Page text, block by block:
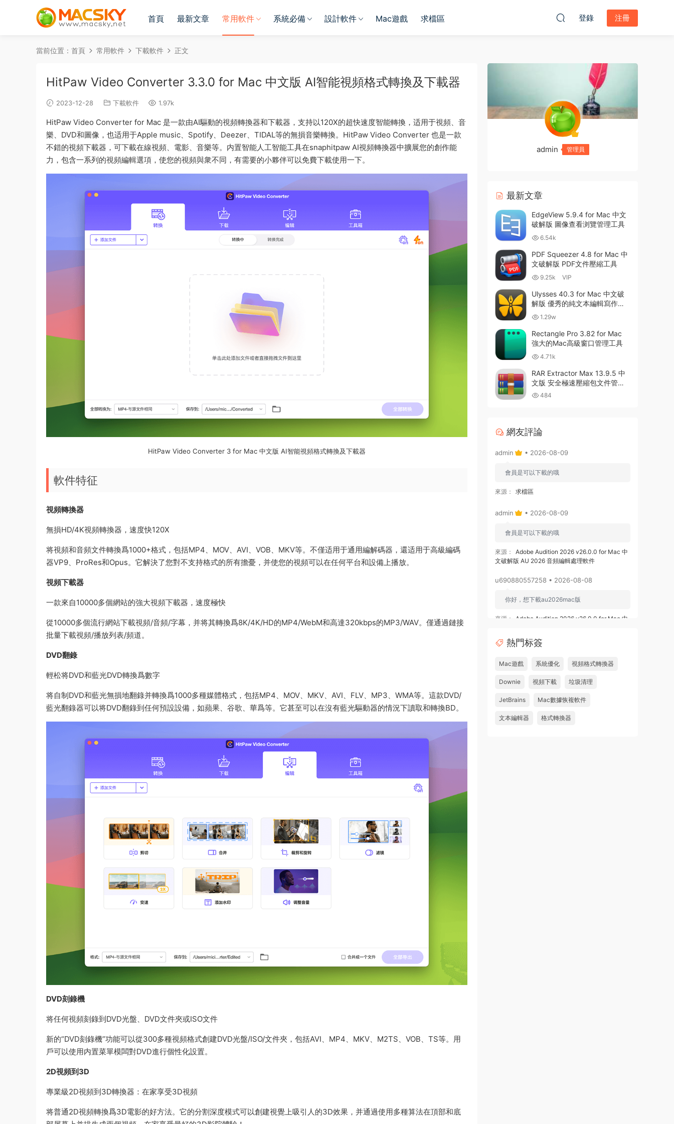
首頁 最新文章 常用軟件 系統必備 設計軟件 Mac遊戲 求檔區 登錄 注冊
當前位置： 首頁 常用軟件 下載軟件 正文
HitPaw Video Converter 3.3.0 for Mac 中文版 AI智能視頻格式轉換及下載器
2023-12-28 下載軟件 1.97k
HitPaw Video Converter for Mac 是一款由AI驅動的視頻轉換器和下載器，支持以120X的超快速度智能轉換，适用于視頻、音
樂、DVD和圖像，也适用于Apple music、Spotify、Deezer、TIDAL等的無損音樂轉換。HitPaw Video Converter 也是一款
不錯的視頻下載器，可下載在線視頻、電影、音樂等。内置智能人工智能工具在snaphitpaw AI視頻轉換器中擴展您的創作能
力，包含一系列的視頻編輯選項，使您的視頻與衆不同，有需要的小夥伴可以免費下載使用一下。
HitPaw Video Converter 3 for Mac 中文版 AI智能視頻格式轉換及下載器
軟件特征
視頻轉換器
無損HD/4K視頻轉換器，速度快120X
将視頻和音頻文件轉換爲1000+格式，包括MP4、MOV、AVI、VOB、MKV等。不僅适用于通用編解碼器，還适用于高級編碼
器VP9、ProRes和Opus。它解決了您對不支持格式的所有擔憂，并使您的視頻可以在任何平台和設備上播放。
視頻下載器
一款來自10000多個網站的強大視頻下載器，速度極快
從10000多個流行網站下載視頻/音頻/字幕，并将其轉換爲8K/4K/HD的MP4/WebM和高達320kbps的MP3/WAV。僅通過鏈接
批量下載視頻/播放列表/頻道。
DVD翻錄
輕松将DVD和藍光DVD轉換爲數字
将自制DVD和藍光無損地翻錄并轉換爲1000多種媒體格式，包括MP4、MOV、MKV、AVI、FLV、MP3、WMA等。這款DVD/
藍光翻錄器可以将DVD翻錄到任何預設設備，如蘋果、谷歌、華爲等。它甚至可以在沒有藍光驅動器的情況下讀取和轉換BD。
DVD刻錄機
将任何視頻刻錄到DVD光盤、DVD文件夾或ISO文件
新的“DVD刻錄機”功能可以從300多種視頻格式創建DVD光盤/ISO/文件夾，包括AVI、MP4、MKV、M2TS、VOB、TS等。用
戶可以使用内置菜單模闆對DVD進行個性化設置。
2D視頻到3D
專業級2D視頻到3D轉換器：在家享受3D視頻
将普通2D視頻轉換爲3D電影的好方法。它的分割深度模式可以創建視覺上吸引人的3D效果，并通過使用多種算法在頂部和底
admin 管理員
最新文章
EdgeView 5.9.4 for Mac 中文
破解版 圖像查看浏覽管理工具
6.54k
PDF Squeezer 4.8 for Mac 中
文破解版 PDF文件壓縮工具
9.25k VIP
Ulysses 40.3 for Mac 中文破
解版 優秀的純文本編輯寫作軟
件 1.29w
Rectangle Pro 3.82 for Mac
強大的Mac高級窗口管理工具
4.71k
RAR Extractor Max 13.9.5 中
文版 安全極速壓縮包文件管理
器 484
網友評論
admin • 2026-08-09
會員是可以下載的哦
來源： 求檔區
admin • 2026-08-09
會員是可以下載的哦
來源：
Adobe Audition 2026 v26.0.0 for Mac 中
文破解版 AU 2026 音頻編輯處理軟件
u690880557258 • 2026-08-08
你好，想下載au2026mac版
來源：
Adobe Audition 2026 v26.0.0 for Mac 中
u878525109508 • 2026-08-08
求 ishot pro 2.6.8破解版
來源： 求檔區
熱門标簽
Mac遊戲 系統優化 視頻格式轉換器
Downie 視頻下載 垃圾清理
JetBrains Mac數據恢複軟件
文本編輯器 格式轉換器